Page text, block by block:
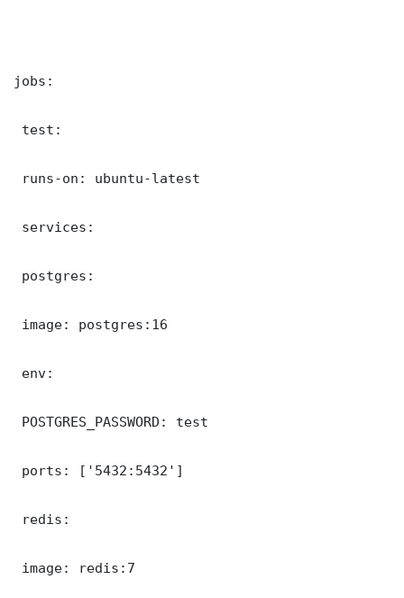
jobs:
test:
runs-on: ubuntu-latest
services:
postgres:
image: postgres:16
env:
POSTGRES_PASSWORD: test
ports: ['5432:5432']
redis:
image: redis:7